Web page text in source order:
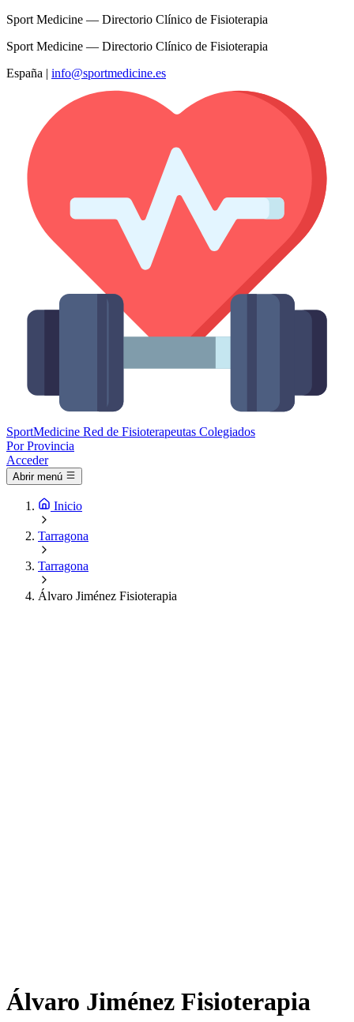
Sport Medicine — Directorio Clínico de Fisioterapia
Sport Medicine — Directorio Clínico de Fisioterapia
España | info@sportmedicine.es
SportMedicine Red de Fisioterapeutas Colegiados
Por Provincia
Acceder
Abrir menú
Inicio
Tarragona
Tarragona
Álvaro Jiménez Fisioterapia
Álvaro Jiménez Fisioterapia